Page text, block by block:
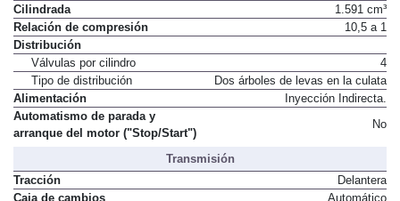
Cilindrada
1.591 cm³
Relación de compresión
10,5 a 1
Distribución
Válvulas por cilindro
4
Tipo de distribución
Dos árboles de levas en la culata
Alimentación
Inyección Indirecta.
Automatismo de parada y
arranque del motor ("Stop/Start")
No
Transmisión
Tracción
Delantera
Caja de cambios
Automático